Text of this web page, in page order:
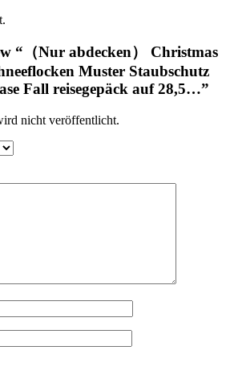
“（Nur abdecken） Christmas
Muster Staubschutz
Fall reisegepäck auf 28,5…”
nicht veröffentlicht.